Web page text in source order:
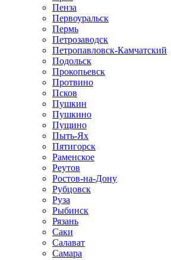
Пенза
Первоуральск
Пермь
Петрозаводск
Петропавловск-Камчатский
Подольск
Прокопьевск
Протвино
Псков
Пушкин
Пушкино
Пущино
Пыть-Ях
Пятигорск
Раменское
Реутов
Ростов-на-Дону
Рубцовск
Руза
Рыбинск
Рязань
Саки
Салават
Самара